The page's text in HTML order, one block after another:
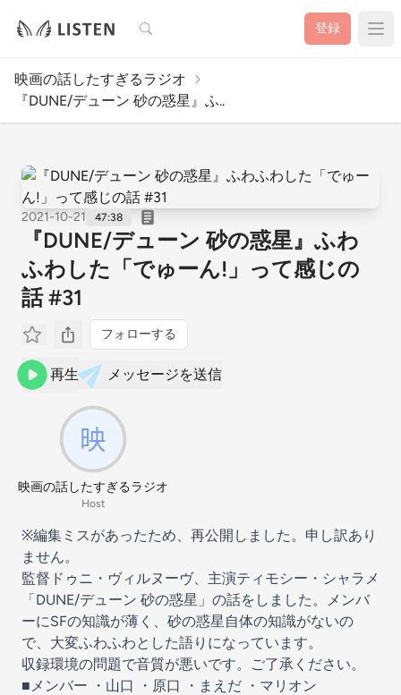
検索 登録
映画の話したすぎるラジオ
『DUNE/デューン 砂の惑星』ふ..
2021-10-21 47:38
『DUNE/デューン 砂の惑星』ふわ
ふわした「でゅーん!」って感じの
話 #31
フォローする
再生 メッセージを送信
映画の話したすぎるラジオ
Host
※編集ミスがあったため、再公開しました。申し訳あり
ません。
監督ドゥニ・ヴィルヌーヴ、主演ティモシー・シャラメ
「DUNE/デューン 砂の惑星」の話をしました。メンバ
ーにSFの知識が薄く、砂の惑星自体の知識がないの
で、大変ふわふわとした語りになっています。
収録環境の問題で音質が悪いです。ご了承ください。
■メンバー ・山口 ・原口 ・まえだ ・マリオン